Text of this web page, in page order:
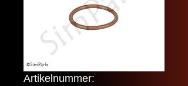
Artikelnummer: